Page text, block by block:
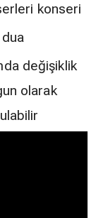
konseri
değişiklik
olarak